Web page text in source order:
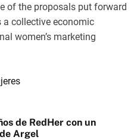
of the proposals put forward
a collective economic
women’s marketing
de RedHer con un
Argel